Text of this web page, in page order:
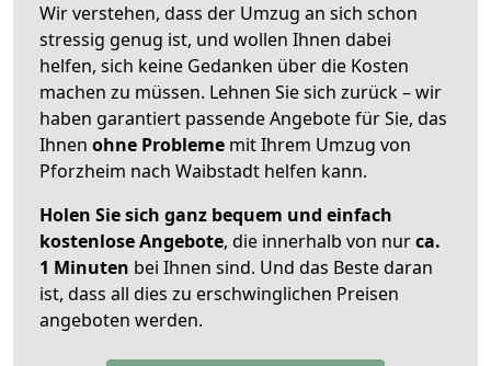
Wir verstehen, dass der Umzug an sich schon
stressig genug ist, und wollen Ihnen dabei
helfen, sich keine Gedanken über die Kosten
machen zu müssen. Lehnen Sie sich zurück – wir
haben garantiert passende Angebote für Sie, das
Ihnen ohne Probleme mit Ihrem Umzug von
Pforzheim nach Waibstadt helfen kann.
Holen Sie sich ganz bequem und einfach
kostenlose Angebote, die innerhalb von nurca.
1 Minuten bei Ihnen sind. Und das Beste daran
ist, dass all dies zu erschwinglichen Preisen
angeboten werden.